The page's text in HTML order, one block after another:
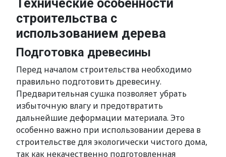
Технические особенности
строительства с
использованием дерева
Подготовка древесины
Перед началом строительства необходимо
правильно подготовить древесину.
Предварительная сушка позволяет убрать
избыточную влагу и предотвратить
дальнейшие деформации материала. Это
особенно важно при использовании дерева в
строительстве для экологически чистого дома,
так как некачественно подготовленная